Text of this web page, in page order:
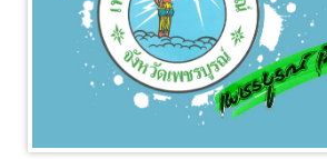
หน่วยงานภายใน
ภาพกิจกรรม
อื่นๆ